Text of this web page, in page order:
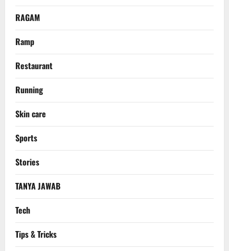
RAGAM
Ramp
Restaurant
Running
Skin care
Sports
Stories
TANYA JAWAB
Tech
Tips & Tricks